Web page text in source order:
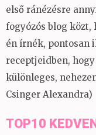
első ránézésre
fogyózós blog közt,
én írnék, pontosan
receptjeidben,
különleges,
Csinger Alexandra)
TOP10